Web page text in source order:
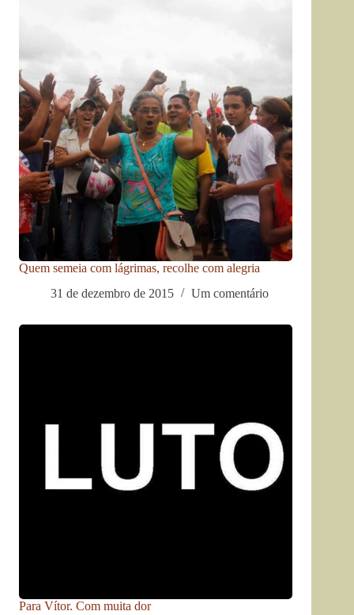
Quem semeia com lágrimas, recolhe com alegria
31 de dezembro de 2015
Um comentário
Para Vítor. Com muita dor